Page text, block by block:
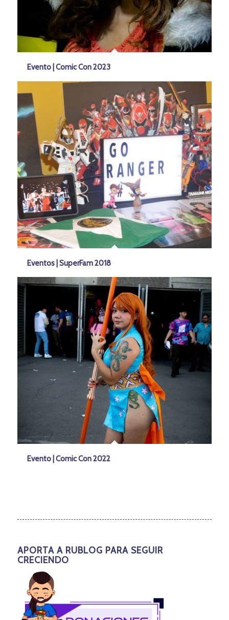
Evento | Comic Con 2023
Eventos | SuperFam 2018
Evento | Comic Con 2022
APORTA A RUBLOG PARA SEGUIR
CRECIENDO